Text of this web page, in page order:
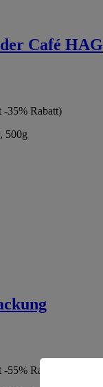
Café HAG
-35% Rabatt)
500g
55% Rabatt)